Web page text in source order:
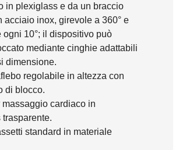
in plexiglass e da un braccio
acciaio inox, girevole a 360° e
ogni 10°; il dispositivo può
mediante cinghie adattabili
dimensione.
regolabile in altezza con
di blocco.
massaggio cardiaco in
standard in materiale